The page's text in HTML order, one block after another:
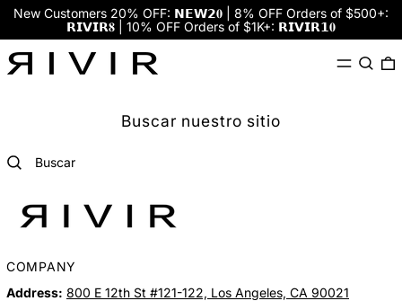
New Customers 20% OFF: 𝗡𝗘𝗪𝟮𝟎 | 8% OFF Orders of $500+:
𝗥𝗜𝗩𝗜𝗥𝟖 | 10% OFF Orders of $1K+: 𝗥𝗜𝗩𝗜𝗥𝟭𝟎
MenúBuscar
Buscar nuestro sitio
COMPANY
Address: 800 E 12th St #121-122, Los Angeles, CA 90021